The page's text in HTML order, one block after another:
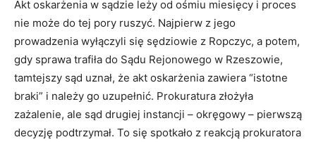
Akt oskarżenia w sądzie leży od ośmiu miesięcy i proces
nie może do tej pory ruszyć. Najpierw z jego
prowadzenia wyłączyli się sędziowie z Ropczyc, a potem,
gdy sprawa trafiła do Sądu Rejonowego w Rzeszowie,
tamtejszy sąd uznał, że akt oskarżenia zawiera “istotne
braki” i należy go uzupełnić. Prokuratura złożyła
zażalenie, ale sąd drugiej instancji – okręgowy – pierwszą
decyzję podtrzymał. To się spotkało z reakcją prokuratora